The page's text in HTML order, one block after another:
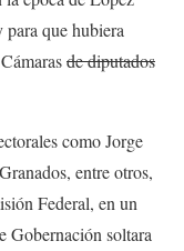
que hubiera
de diputados
como Jorge
entre otros,
Federal, en un
Gobernación soltara